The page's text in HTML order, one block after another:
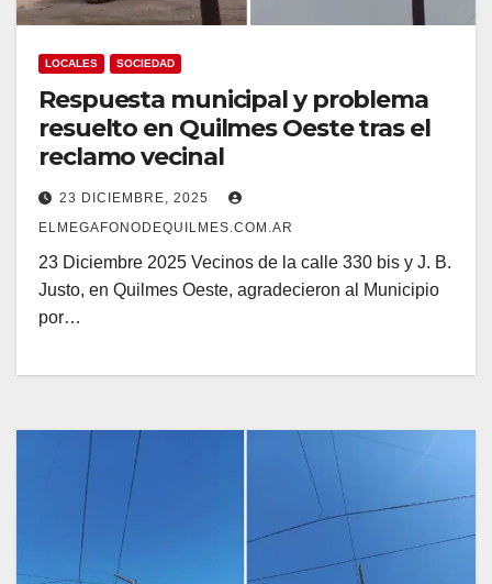
LOCALES SOCIEDAD
Respuesta municipal y problema
resuelto en Quilmes Oeste tras el
reclamo vecinal
23 DICIEMBRE, 2025
ELMEGAFONODEQUILMES.COM.AR
23 Diciembre 2025 Vecinos de la calle 330 bis y J. B.
Justo, en Quilmes Oeste, agradecieron al Municipio
por…